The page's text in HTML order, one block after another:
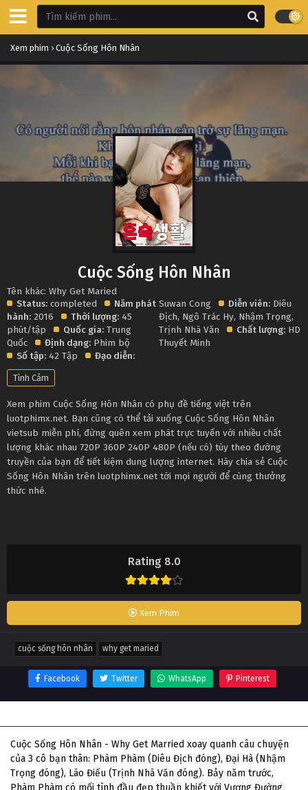
Xem phim › Cuộc Sống Hôn Nhân
Rating 8.0
Xem Phim
Cuộc Sống Hôn Nhân
Tên khác: Why Get Maried
Status: completed
Năm phát
hành: 2016 Thời lượng: 45
phút/tập
Quốc gia: Trung
Quốc
Định dạng: Phim bộ
Số tập: 42 Tập Đạo diễn:
Suwan Cong Diễn viên: Diêu
Địch, Ngô Trác Hy, Nhậm Trọng,
Trịnh Nhã Văn
Chất lượng:
Thuyết Minh
Tình Cảm
Xem phim Cuộc Sống Hôn Nhân có phụ đề tiếng việt trên
luotphimx.net. Bạn cũng có thể tải xuống Cuộc Sống Hôn Nhân
vietsub miễn phí, đừng quên xem phát trực tuyến với nhiều chất
lượng khác nhau 720P 360P 240P 480P (nếu có) tùy theo đường
truyền của bạn để tiết kiệm dung lượng internet. Hãy chia sẻ Cuộc
Sống Hôn Nhân trên luotphimx.net tới mọi người để cùng thưởng
thức nhé.
cuộc sống hôn nhân why get maried
Facebook Twitter WhatsApp Pinterest
Cuộc Sống Hôn Nhân - Why Get Married xoay quanh câu chuyện
của 3 cô bạn thân: Phàm Phàm (Diêu Địch đóng), Đại Hà (Nhậm
Trọng đóng), Lão Điếu (Trịnh Nhã Văn đóng). Bảy năm trước,
Phàm Phàm có mối tình đầu đẹp thuần khiết với Vương Đường